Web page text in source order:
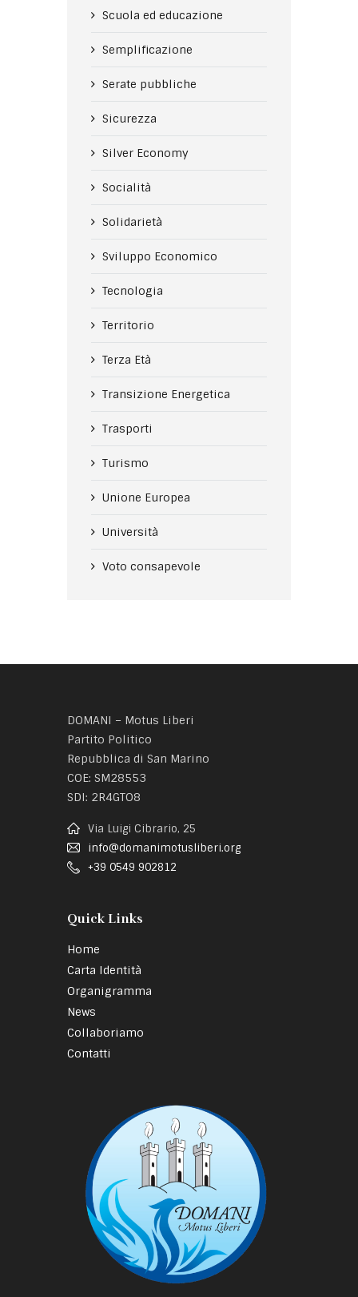
Scuola ed educazione
Semplificazione
Serate pubbliche
Sicurezza
Silver Economy
Socialità
Solidarietà
Sviluppo Economico
Tecnologia
Territorio
Terza Età
Transizione Energetica
Trasporti
Turismo
Unione Europea
Università
Voto consapevole
DOMANI – Motus Liberi
Partito Politico
Repubblica di San Marino
COE: SM28553
SDI: 2R4GTO8
Via Luigi Cibrario, 25
info@domanimotusliberi.org
+39 0549 902812
Quick Links
Home
Carta Identità
Organigramma
News
Collaboriamo
Contatti